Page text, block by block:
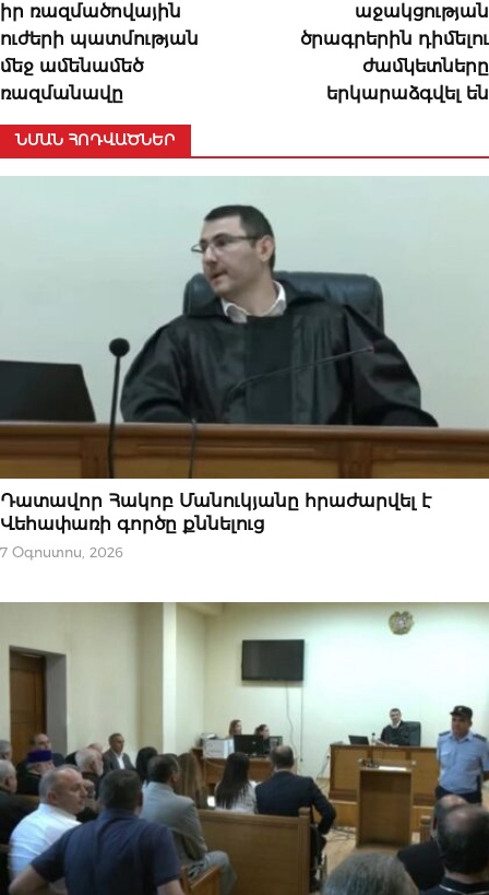
իր ռազմածովային
ուժերի պատմության
մեջ ամենամեծ
ռազմանավը
աջակցության
ծրագրերին դիմելու
ժամկետները
երկարաձգվել են
ՆՄԱՆ ՀՈԴՎԱԾՆԵՐ
ՆՈՐՈՒԹՅՈՒՆՆԵՐ
Դատավոր Հակոբ Մանուկյանը հրաժարվել է
Վեհափառի գործը քննելուց
7 Օգոստոս, 2026